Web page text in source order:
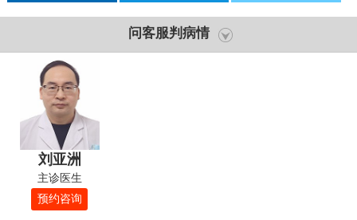
问客服判病情
刘亚洲
主诊医生
预约咨询